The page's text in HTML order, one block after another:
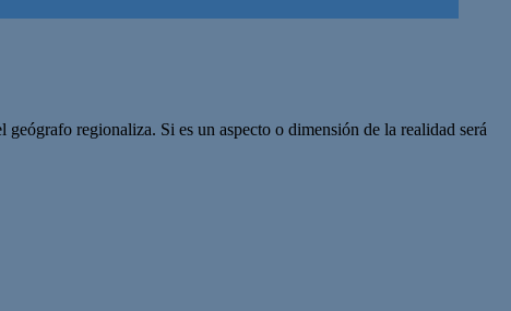
regionaliza. Si es un aspecto o dimensión de la realidad será